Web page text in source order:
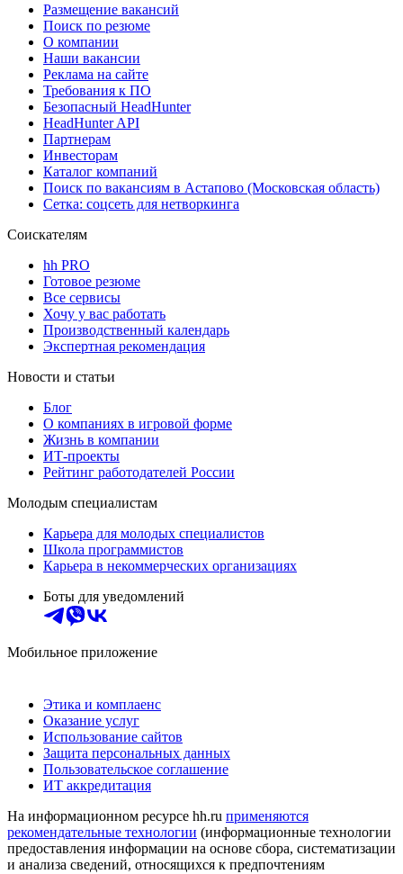
Размещение вакансий
Поиск по резюме
О компании
Наши вакансии
Реклама на сайте
Требования к ПО
Безопасный HeadHunter
HeadHunter API
Партнерам
Инвесторам
Каталог компаний
Поиск по вакансиям в Астапово (Московская область)
Сетка: соцсеть для нетворкинга
Соискателям
hh PRO
Готовое резюме
Все сервисы
Хочу у вас работать
Производственный календарь
Экспертная рекомендация
Новости и статьи
Блог
О компаниях в игровой форме
Жизнь в компании
ИТ-проекты
Рейтинг работодателей России
Молодым специалистам
Карьера для молодых специалистов
Школа программистов
Карьера в некоммерческих организациях
Боты для уведомлений
Мобильное приложение
Этика и комплаенс
Оказание услуг
Использование сайтов
Защита персональных данных
Пользовательское соглашение
ИТ аккредитация
На информационном ресурсе hh.ru применяются
рекомендательные технологии (информационные технологии
предоставления информации на основе сбора, систематизации
и анализа сведений, относящихся к предпочтениям